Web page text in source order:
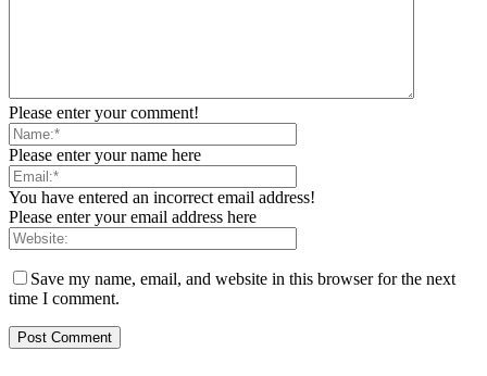
Please enter your comment!
Please enter your name here
You have entered an incorrect email address!
Please enter your email address here
Save my name, email, and website in this browser for the next
time I comment.